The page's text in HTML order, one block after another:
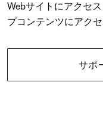
Webサイトにアクセ
プコンテンツにアク
サポ